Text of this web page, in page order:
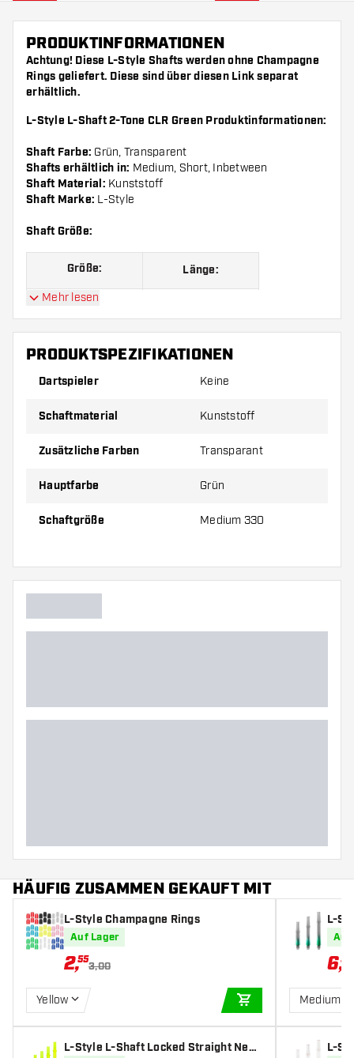
PRODUKTINFORMATIONEN
Achtung! Diese L-Style Shafts werden ohne Champagne
Rings geliefert. Diese sind über diesen Linkseparat
erhältlich.
L-Style L-Shaft 2-Tone CLR Green Produktinformationen:
Shaft Farbe: Grün, Transparent
Shafts erhältlich in: Medium, Short, Inbetween
Shaft Material: Kunststoff
Shaft Marke: L-Style
Shaft Größe:
Größe: Länge:
Größe 190
Inbetween, siehe
Bild
Größe 330 Medium, siehe Bild
Mehr lesen
PRODUKTSPEZIFIKATIONEN
Dartspieler Keine
Schaftmaterial Kunststoff
Zusätzliche Farben Transparant
Hauptfarbe Grün
Schaftgröße Medium 330
HÄUFIG ZUSAMMEN GEKAUFT MIT
L-Style Champagne Rings
Auf Lager
2,55
3,00
Yellow
IN DEN
L-Style L-Shaft Locked Straight Neon
L-
art
Auf
6,59
Medium
L-